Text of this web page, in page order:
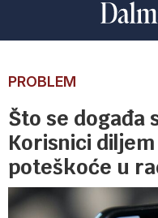
PROBLEM
Što se događa
Korisnici
poteškoće u